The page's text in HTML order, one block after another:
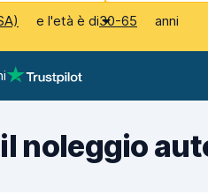
e l'età è di30-65 anni
noleggio